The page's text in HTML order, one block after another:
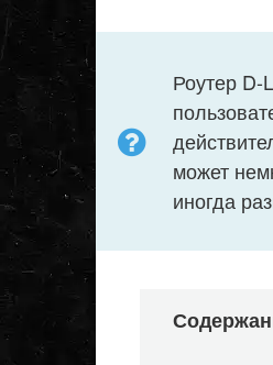
Роутер D-
может
иногда